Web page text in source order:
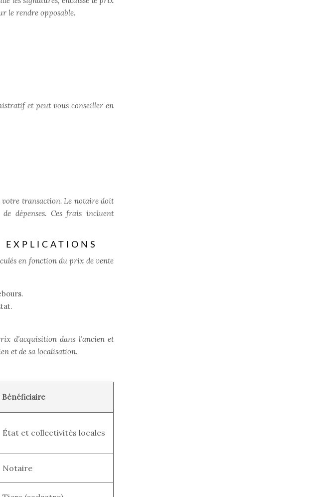
le rendre opposable.
et peut vous conseiller en
transaction. Le notaire doit
dépenses. Ces frais incluent
en fonction du prix de vente
d’acquisition dans l’ancien et
et de sa localisation.
Bénéficiaire
État et collectivités locales
Notaire